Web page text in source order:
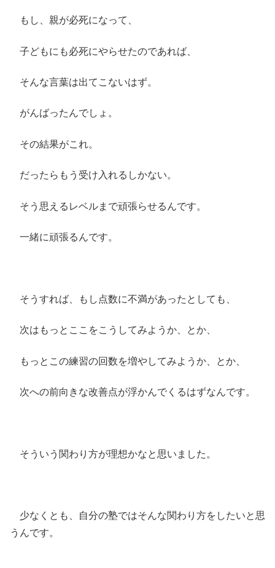
もし、親が必死になって、
子どもにも必死にやらせたのであれば、
そんな言葉は出てこないはず。
がんばったんでしょ。
その結果がこれ。
だったらもう受け入れるしかない。
そう思えるレベルまで頑張らせるんです。
一緒に頑張るんです。
そうすれば、もし点数に不満があったとしても、
次はもっとここをこうしてみようか、とか、
もっとこの練習の回数を増やしてみようか、とか、
次への前向きな改善点が浮かんでくるはずなんです。
そういう関わり方が理想かなと思いました。
少なくとも、自分の塾ではそんな関わり方をしたいと思
うんです。